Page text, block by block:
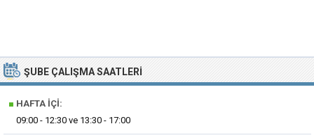
ŞUBE ÇALIŞMA SAATLERI
■ HAFTA İÇI:
09:00 - 12:30 ve 13:30 - 17:00